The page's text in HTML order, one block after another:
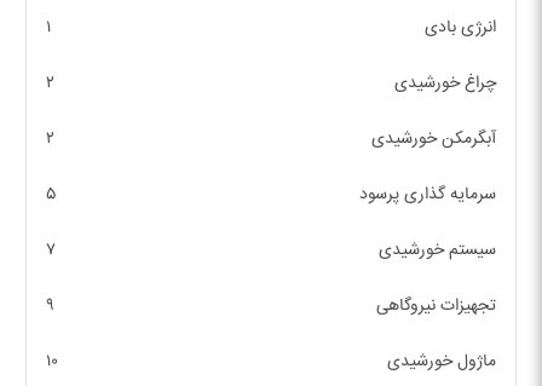
انرژی بادی ۱
چراغ خورشیدی ۲
آبگرمکن خورشیدی ۲
سرمایه گذاری پرسود ۵
سیستم خورشیدی ۷
تجهیزات نیروگاهی ۹
ماژول خورشیدی ۱۰